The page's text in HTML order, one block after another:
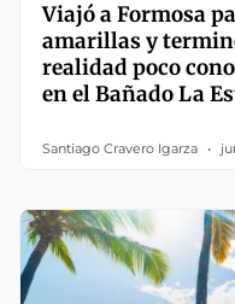
Viajó a Formosa
amarillas y
realidad poco
en el Bañado La
Santiago Cravero Igarza